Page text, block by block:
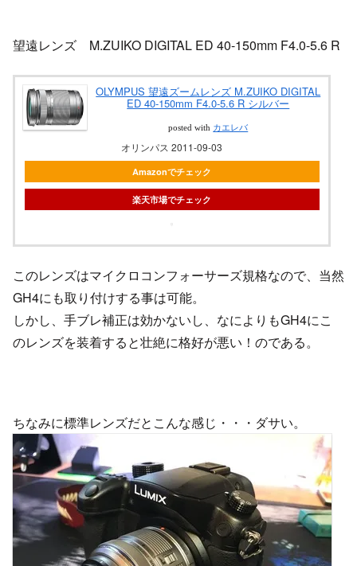
望遠レンズ M.ZUIKO DIGITAL ED 40-150mm F4.0-5.6 R
OLYMPUS 望遠ズームレンズ M.ZUIKO DIGITAL
ED 40-150mm F4.0-5.6 R シルバー
posted with カエレバ
オリンパス 2011-09-03
Amazonでチェック
楽天市場でチェック
このレンズはマイクロコンフォーサーズ規格なので、当然
GH4にも取り付けする事は可能。
しかし、手ブレ補正は効かないし、なによりもGH4にこ
のレンズを装着すると壮絶に格好が悪い！のである。
ちなみに標準レンズだとこんな感じ・・・ダサい。